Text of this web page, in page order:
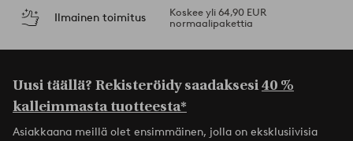
Ilmainen toimitus
Koskee yli 64,90 EUR
normaalipakettia
Uusi täällä? Rekisteröidy saadaksesi40 %
kalleimmasta tuotteesta*
Asiakkaana meillä olet ensimmäinen, jolla on eksklusiivisia